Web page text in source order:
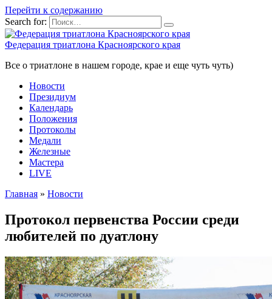
Перейти к содержанию
Search for:
Федерация триатлона Красноярского края
Все о триатлоне в нашем городе, крае и еще чуть чуть)
Новости
Президиум
Календарь
Положения
Протоколы
Медали
Железные
Мастера
LIVE
Главная » Новости
Протокол первенства России среди
любителей по дуатлону